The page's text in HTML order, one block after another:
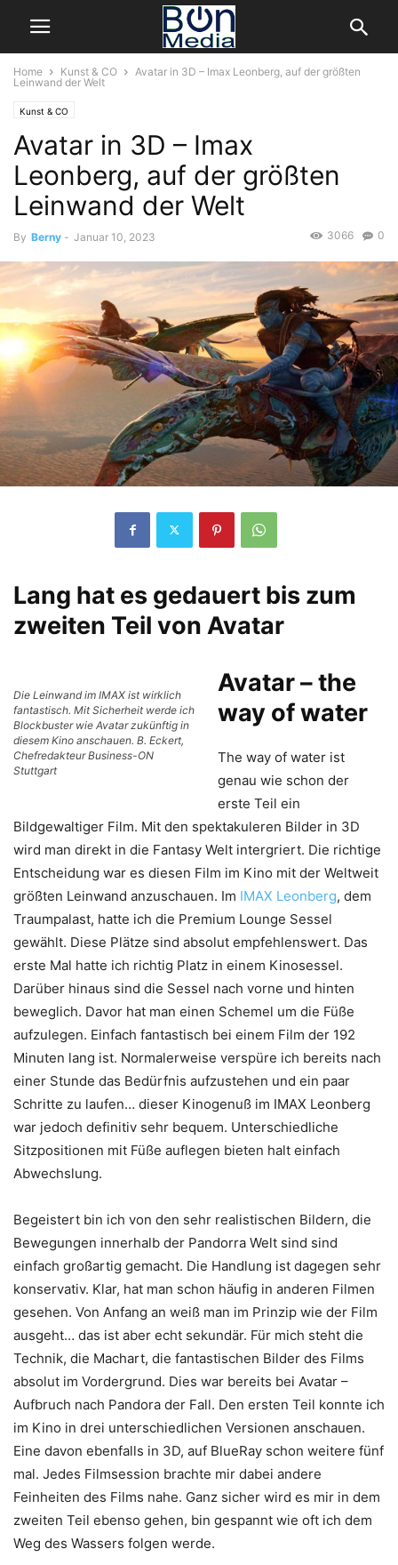
Home Kunst & CO
Avatar in 3D – Imax Leonberg, auf der größten
Leinwand der Welt
Kunst & CO
Avatar in 3D – Imax
Leonberg, auf der größten
Leinwand der Welt
By Berny - Januar 10, 2023 0
3066
Lang hat es gedauert bis zum
zweiten Teil von Avatar
Die Leinwand im IMAX ist wirklich
fantastisch. Mit Sicherheit werde ich
Blockbuster wie Avatar zukünftig in
diesem Kino anschauen. B. Eckert,
Chefredakteur Business-ON
Stuttgart
Avatar – the
way of water
The way of water ist
genau wie schon der
erste Teil ein
Bildgewaltiger Film. Mit den spektakuleren Bilder in 3D
wird man direkt in die Fantasy Welt intergriert. Die richtige
Entscheidung war es diesen Film im Kino mit der Weltweit
größten Leinwand anzuschauen. Im IMAX Leonberg, dem
Traumpalast, hatte ich die Premium Lounge Sessel
gewählt. Diese Plätze sind absolut empfehlenswert. Das
erste Mal hatte ich richtig Platz in einem Kinosessel.
Darüber hinaus sind die Sessel nach vorne und hinten
beweglich. Davor hat man einen Schemel um die Füße
aufzulegen. Einfach fantastisch bei einem Film der 192
Minuten lang ist. Normalerweise verspüre ich bereits nach
einer Stunde das Bedürfnis aufzustehen und ein paar
Schritte zu laufen… dieser Kinogenuß im IMAX Leonberg
war jedoch definitiv sehr bequem. Unterschiedliche
Sitzpositionen mit Füße auflegen bieten halt einfach
Abwechslung.
Begeistert bin ich von den sehr realistischen Bildern, die
Bewegungen innerhalb der Pandorra Welt sind sind
einfach großartig gemacht. Die Handlung ist dagegen sehr
konservativ. Klar, hat man schon häufig in anderen Filmen
gesehen. Von Anfang an weiß man im Prinzip wie der Film
ausgeht… das ist aber echt sekundär. Für mich steht die
Technik, die Machart, die fantastischen Bilder des Films
absolut im Vordergrund. Dies war bereits bei Avatar –
Aufbruch nach Pandora der Fall. Den ersten Teil konnte ich
im Kino in drei unterschiedlichen Versionen anschauen.
Eine davon ebenfalls in 3D, auf BlueRay schon weitere fünf
mal. Jedes Filmsession brachte mir dabei andere
Feinheiten des Films nahe. Ganz sicher wird es mir in dem
zweiten Teil ebenso gehen, bin gespannt wie oft ich dem
Weg des Wassers folgen werde.